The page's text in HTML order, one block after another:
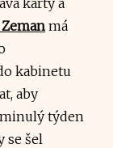
má
kabinetu
aby
týden
se šel